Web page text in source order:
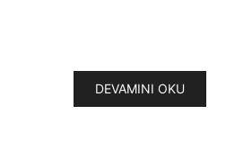
DEVAMINI OKU